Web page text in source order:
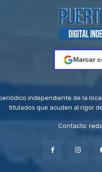
Marcar
independiente de la
titulados que acuden al rigor
Contacto: